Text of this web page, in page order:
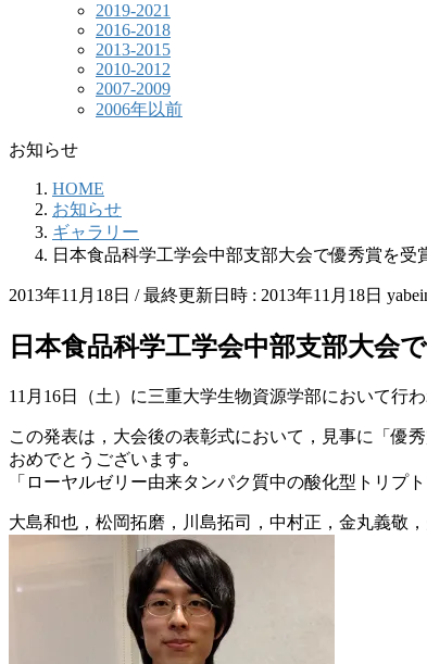
2019-2021
2016-2018
2013-2015
2010-2012
2007-2009
2006年以前
お知らせ
HOME
お知らせ
ギャラリー
日本食品科学工学会中部支部大会で優秀賞を受
2013年11月18日 / 最終更新日時 : 2013年11月18日
日本食品科学工学会中部支部大会
11月16日（土）に三重大学生物資源学部において行
この発表は，大会後の表彰式において，見事に「優
おめでとうございます｡
「ローヤルゼリー由来タンパク質中の酸化型トリプ
大島和也，松岡拓磨，川島拓司，中村正，金丸義敬